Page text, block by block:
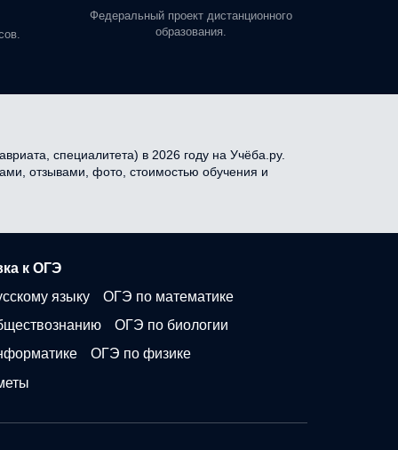
Федеральный проект дистанционного
образования.
специалитета) в 2026 году на Учёба.ру.
отзывами, фото, стоимостью обучения и
к ОГЭ
языку
ОГЭ по математике
ОГЭ по биологии
ОГЭ по физике